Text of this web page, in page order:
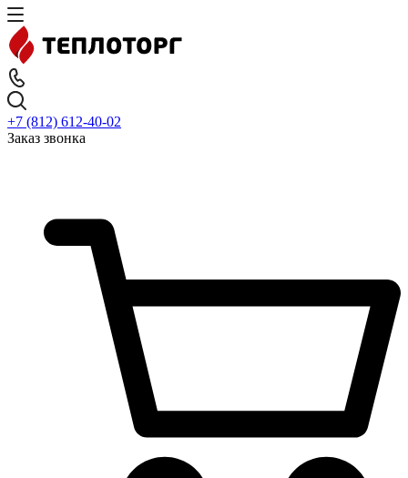
+7 (812) 612-40-02
Заказ звонка